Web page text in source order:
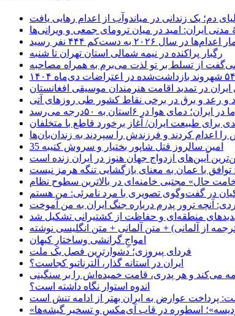
دم؛ یک زندانی در میاندوآب از اعدام رهایی یافت
مدنی ایران: امید در میان ترومای جمعی و ویرانی‌ها
رگبار پراکنده در نیمه شمالی استان تهران تا شنبه
از تسلط بر تو لذت می‌برم به همراه مصاحبه
در تمدید اقامت هنرمندان موسیقی افغانستان
و رعد و برق در برخی نقاط کشور طی روزهای آتی
دمای هوا در ۶استان به ۵۰درجه می‌رسد
برای طبیعت ایران/ آغاز برخورد قاطع با متخلفان
را اعدام کردند و فرزندش را سپردند به زندان‌بان‌ها
35 امین سالروز قتل شاپور بختیار و سروش کتیبه
آیین‌های ازدواج جهان هنوز در ایران زنده است
توافق با عمان به معنای بازگشایی تنگه هرمز نیست
حال» مجتبی خامنه‌ای در بالاترین سطوح نظام
آنچه ترور پدرم درباره جنگ ایران به من آموخت
منطقه‌ای و حفاظت از کشتیرانی تشکیل شد
از آلمانی) + متن آلمانی + متن انگلیسی نوشته
‌امواجِ گرانشی وساختارِ کیهان
فردای پیروزی؛ دشوارترین فصل یک ملت
ایران در آستانه گذار، آلترناتیو کجاست؟
می‌کند و هر پدری، قامت خمیده‌اش را بر سنگینی
اندوه استوار نگاه داشته است؟
پرداخت عوارض به ایران بهتر از ادامه تنش است
اسطوره در قاب آی‌مکس و تسخیر گیشه‌ها